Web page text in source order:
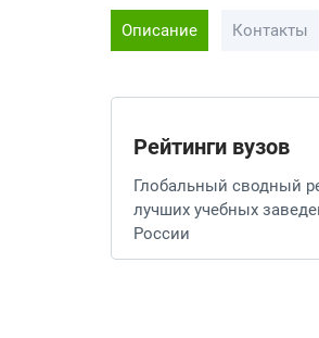
Описание Контакты
Рейтинги вузов
Глобальный сводный
лучших учебных
России